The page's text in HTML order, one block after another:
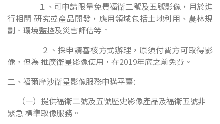
１、可申請限量免費福衛二號及五號影像，用於進
行相關 研究或產品開發，應用領域包括土地利用、農林規
劃、環境監控及災害評估等。
２、採申請審核方式辦理，原須付費方可取得影
像，但為 推廣衛星影像使用，在2019年底之前免費。
二、福爾摩沙衛星影像服務申購平臺:
（一）提供福衛二號及五號歷史影像產品及福衛五號非
緊急 標準取像服務。